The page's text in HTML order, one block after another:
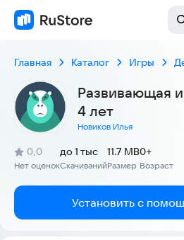
Главная Каталог Игры
Развивающая
4 лет
Новиков Илья
Рейтинг:
0,0
(
Нет оценок
)
Скачиваний
до 1 тыс
Размер
11.7 MB
Возраст
0+
Установить с